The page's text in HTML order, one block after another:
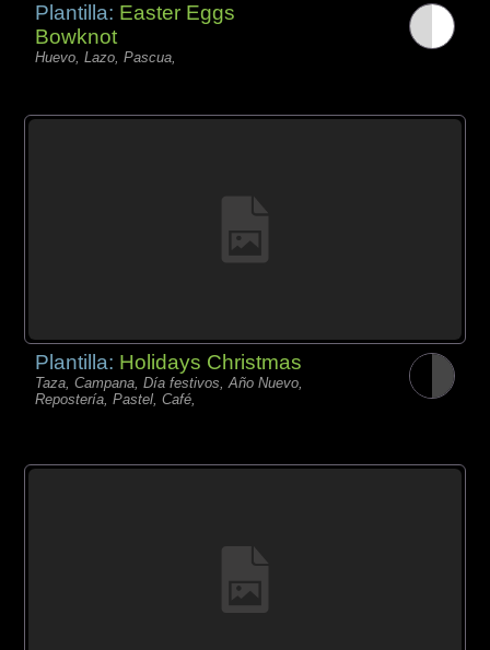
Plantilla: Easter Eggs
Bowknot
Huevo, Lazo, Pascua,
Plantilla: Holidays Christmas
Taza, Campana, Día festivos, Año Nuevo,
Repostería, Pastel, Café,